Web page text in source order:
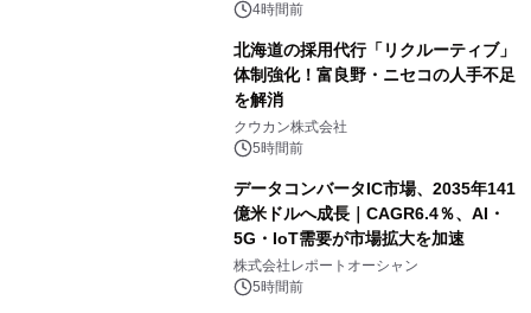
速4時間前
北海道の採用代行「リクルーティブ」
体制強化！富良野・ニセコの人手不足
を解消
クウカン株式会社
5時間前
データコンバータIC市場、2035年141
億米ドルへ成長｜CAGR6.4％、AI・
5G・IoT需要が市場拡大を加速
株式会社レポートオーシャン
5時間前